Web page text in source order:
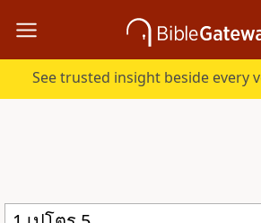
See trusted insight beside every